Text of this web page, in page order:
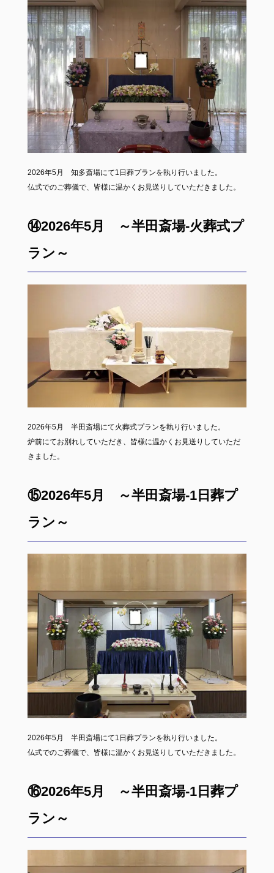
2026年5月 知多斎場にて1日葬プランを執り行いました。
仏式でのご葬儀で、皆様に温かくお見送りしていただきました。
⑭2026年5月 ～半田斎場-火葬式プ
ラン～
2026年5月 半田斎場にて火葬式プランを執り行いました。
炉前にてお別れしていただき、皆様に温かくお見送りしていただ
きました。
⑮2026年5月 ～半田斎場-1日葬プ
ラン～
2026年5月 半田斎場にて1日葬プランを執り行いました。
仏式でのご葬儀で、皆様に温かくお見送りしていただきました。
⑯2026年5月 ～半田斎場-1日葬プ
ラン～